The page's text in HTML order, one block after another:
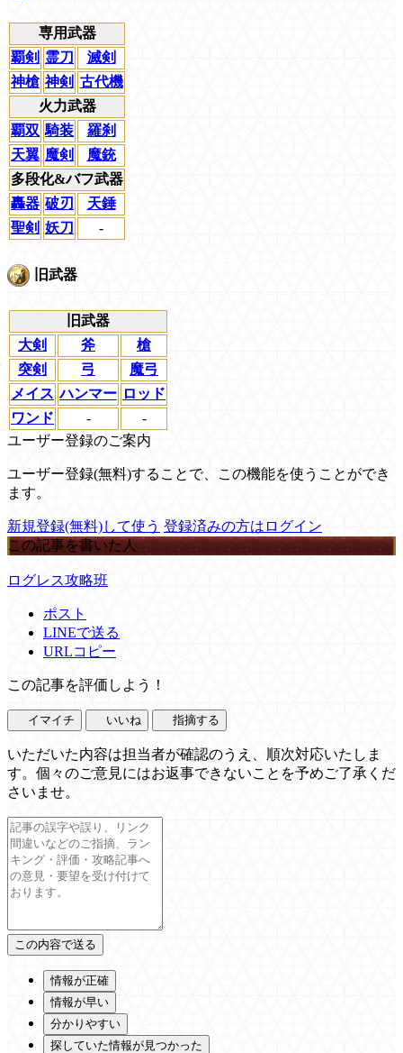
専用武器
覇剣 霊刀
滅剣
神槍 神剣 古代機
火力武器
覇双 騎装
羅刹
天翼 魔剣
魔銃
多段化&バフ武器
轟器 破刃
天錘
聖剣 妖刀 -
旧武器
旧武器
大剣
斧
槍
突剣
弓
魔弓
メイス ハンマー ロッド
ワンド
-
-
ユーザー登録のご案内
ユーザー登録(無料)することで、この機能を使うことができ
ます。
新規登録(無料)して使う 登録済みの方はログイン
この記事を書いた人
ログレス攻略班
ポスト
LINEで送る
URLコピー
この記事を評価しよう！
イマイチ いいね 指摘する
いただいた内容は担当者が確認のうえ、順次対応いたしま
す。個々のご意見にはお返事できないことを予めご了承くだ
さいませ。
情報が正確
情報が早い
分かりやすい
探していた情報が見つかった